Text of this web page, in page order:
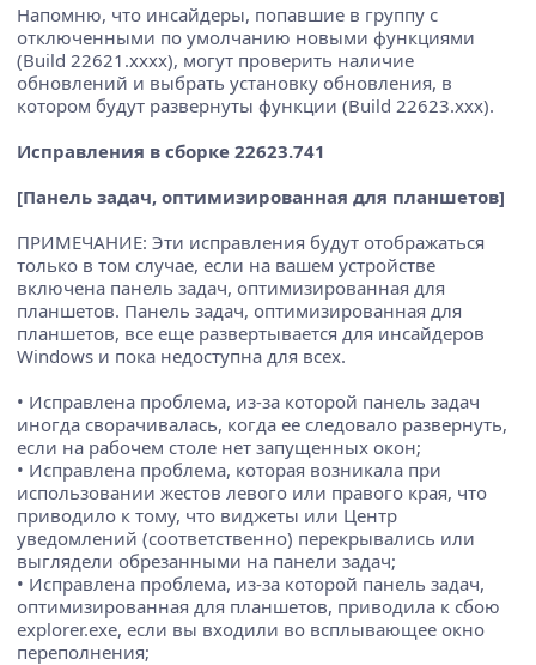
Напомню, что инсайдеры, попавшие в группу с
отключенными по умолчанию новыми функциями
(Build 22621.xxxx), могут проверить наличие
обновлений и выбрать установку обновления, в
котором будут развернуты функции (Build 22623.xxx).
Исправления в сборке 22623.741
[Панель задач, оптимизированная для планшетов]
ПРИМЕЧАНИЕ: Эти исправления будут отображаться
только в том случае, если на вашем устройстве
включена панель задач, оптимизированная для
планшетов. Панель задач, оптимизированная для
планшетов, все еще развертывается для инсайдеров
Windows и пока недоступна для всех.
• Исправлена проблема, из-за которой панель задач
иногда сворачивалась, когда ее следовало развернуть,
если на рабочем столе нет запущенных окон;
• Исправлена проблема, которая возникала при
использовании жестов левого или правого края, что
приводило к тому, что виджеты или Центр
уведомлений (соответственно) перекрывались или
выглядели обрезанными на панели задач;
• Исправлена проблема, из-за которой панель задач,
оптимизированная для планшетов, приводила к сбою
explorer.exe, если вы входили во всплывающее окно
переполнения;